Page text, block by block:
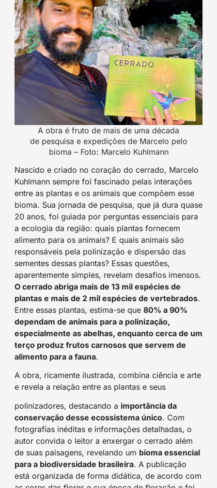
A obra é fruto de mais de uma década
de pesquisa e expedições de Marcelo pelo
bioma – Foto: Marcelo Kuhlmann
Nascido e criado no coração do cerrado, Marcelo
Kuhlmann sempre foi fascinado pelas interações
entre as plantas e os animais que compõem esse
bioma. Sua jornada de pesquisa, que já dura quase
20 anos, foi guiada por perguntas essenciais para
a ecologia da região: quais plantas fornecem
alimento para os animais? E quais animais são
responsáveis pela polinização e dispersão das
sementes dessas plantas? Essas questões,
aparentemente simples, revelam desafios imensos.
O cerrado abriga mais de 13 mil espécies de
plantas e mais de 2 mil espécies de vertebrados.
Entre essas plantas, estima-se que 80% a 90%
dependam de animais para a polinização,
especialmente as abelhas, enquanto cerca de um
terço produz frutos carnosos que servem de
alimento para a fauna.
A obra, ricamente ilustrada, combina ciência e arte
e revela a relação entre as plantas e seus
polinizadores, destacando a importância da
conservação desse ecossistema único. Com
fotografias inéditas e informações detalhadas, o
autor convida o leitor a enxergar o cerrado além
de suas paisagens, revelando um bioma essencial
para a biodiversidade brasileira. A publicação
está organizada de forma didática, de acordo com